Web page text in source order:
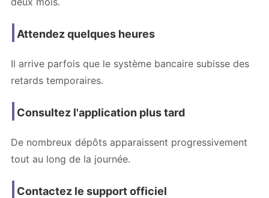
Attendez quelques heures
Il arrive parfois que le système bancaire subisse des
retards temporaires.
Consultez l'application plus tard
De nombreux dépôts apparaissent progressivement
tout au long de la journée.
Contactez le support officiel